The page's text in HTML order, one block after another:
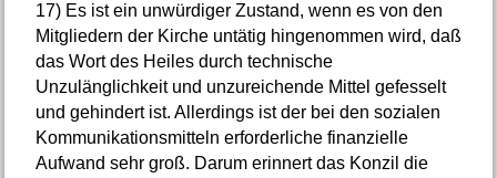
17)Es ist ein unwürdiger Zustand, wenn es von den
Mitgliedern der Kirche untätig hingenommen wird, daß
das Wort des Heiles durch technische
Unzulänglichkeit und unzureichende Mittel gefesselt
und gehindert ist. Allerdings ist der bei den sozialen
Kommunikationsmitteln erforderliche finanzielle
Aufwand sehr groß. Darum erinnert das Konzil die